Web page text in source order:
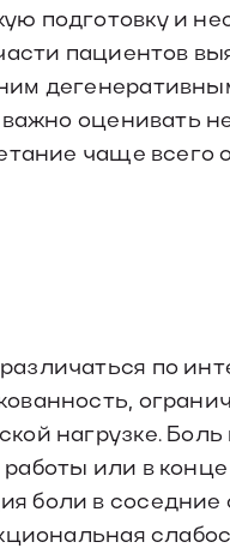
подготовку и
пациентов
оценивать
чаще
по
нагрузке.
или в конце
боли в